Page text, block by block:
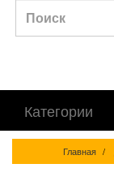
Категории
Главная